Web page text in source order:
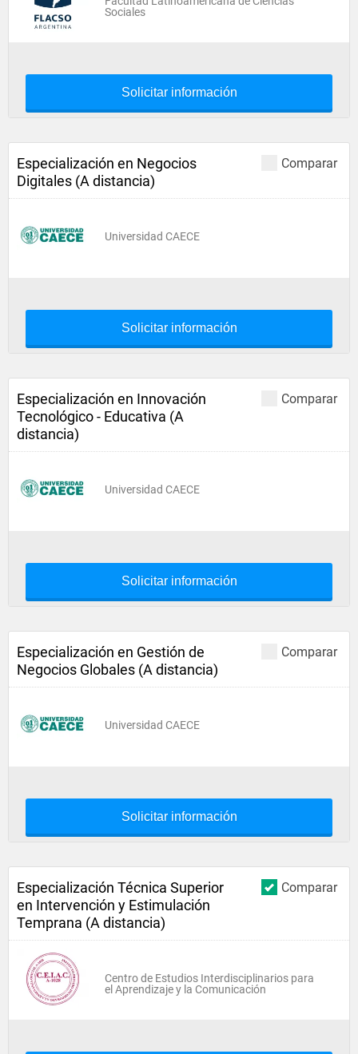
Sociales
Solicitar información
Comparar
Especialización en Negocios
Digitales (A distancia)
Universidad CAECE
Solicitar información
Comparar
Especialización en Innovación
Tecnológico - Educativa (A
distancia)
Universidad CAECE
Solicitar información
Comparar
Especialización en Gestión de
Negocios Globales (A distancia)
Universidad CAECE
Solicitar información
Comparar
Especialización Técnica Superior
en Intervención y Estimulación
Temprana (A distancia)
Centro de Estudios Interdisciplinarios para
el Aprendizaje y la Comunicación